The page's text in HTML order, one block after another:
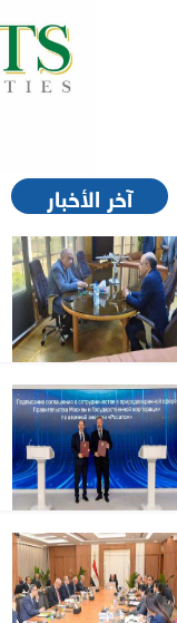
آخر الأخبار